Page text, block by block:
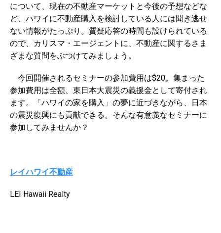
について、現在の不動産マーケットと今後の予想などな
ど、ハワイに不動産購入を検討している人には聞き逃せ
ない情報がたっぷり。質疑応答の時間も設けられている
ので、カリスマ・エージェントに、不動産に関するさま
ざまな質問をぶつけてみましょう。
今回開催されるセミナーの参加費用は$20。集まった
参加費用は全額、東日本大震災の義援金として寄付され
ます。「ハワイの家を購入」の夢に近づきながら、日本
の震災復興にも貢献できる。そんな有意義なセミナーに
参加してみませんか？
レイハワイ不動産
LEI Hawaii Realty